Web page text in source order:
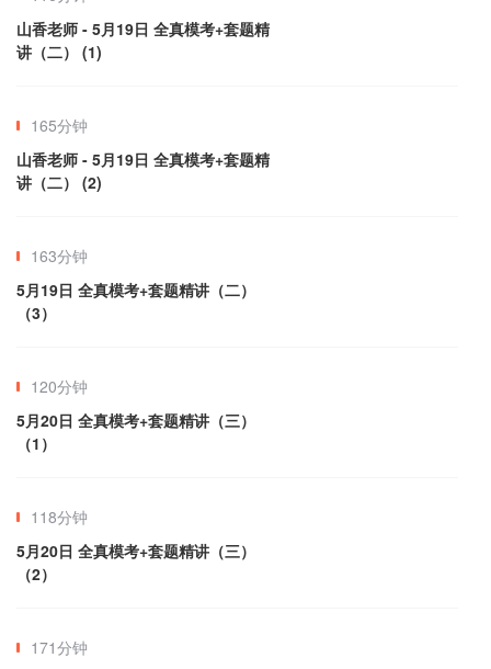
山香老师 - 5月19日 全真模考+套题精
讲（二） (1)
165分钟
山香老师 - 5月19日 全真模考+套题精
讲（二） (2)
163分钟
5月19日 全真模考+套题精讲（二）
（3）
120分钟
5月20日 全真模考+套题精讲（三）
（1）
118分钟
5月20日 全真模考+套题精讲（三）
（2）
171分钟